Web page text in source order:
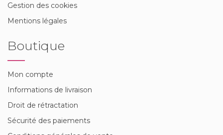
Gestion des cookies
Mentions légales
Boutique
Mon compte
Informations de livraison
Droit de rétractation
Sécurité des paiements